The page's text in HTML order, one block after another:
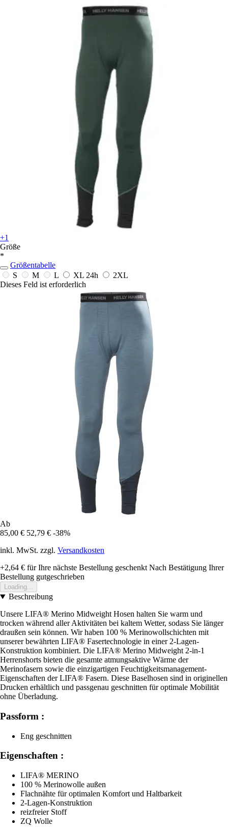
+1
Größe
*
Größentabelle
S
M L XL 24h
2XL
Dieses Feld ist erforderlich
Ab
85,00 € 52,79 € -38%
inkl. MwSt. zzgl. Versandkosten
+2,64 € für Ihre nächste Bestellung geschenkt Nach Bestätigung Ihrer
Bestellung gutgeschrieben
Loading...
Beschreibung
Unsere LIFA® Merino Midweight Hosen halten Sie warm und
trocken während aller Aktivitäten bei kaltem Wetter, sodass Sie länger
draußen sein können. Wir haben 100 % Merinowollschichten mit
unserer bewährten LIFA® Fasertechnologie in einer 2-Lagen-
Konstruktion kombiniert. Die LIFA® Merino Midweight 2-in-1
Herrenshorts bieten die gesamte atmungsaktive Wärme der
Merinofasern sowie die einzigartigen Feuchtigkeitsmanagement-
Eigenschaften der LIFA® Fasern. Diese Baselhosen sind in originellen
Drucken erhältlich und passgenau geschnitten für optimale Mobilität
ohne Überladung.
Passform :
Eng geschnitten
Eigenschaften :
LIFA® MERINO
100 % Merinowolle außen
Flachnähte für optimalen Komfort und Haltbarkeit
2-Lagen-Konstruktion
reizfreier Stoff
ZQ Wolle